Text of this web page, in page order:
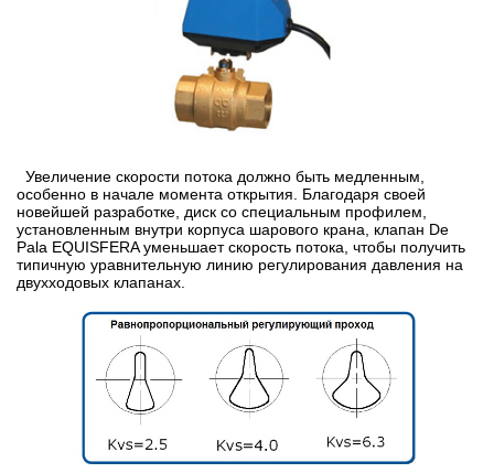
Увеличение скорости потока должно быть медленным,
особенно в начале момента открытия. Благодаря своей
новейшей разработке, диск со специальным профилем,
установленным внутри корпуса шарового крана, клапан De
Pala EQUISFERA уменьшает скорость потока, чтобы получить
типичную уравнительную линию регулирования давления на
двухходовых клапанах.